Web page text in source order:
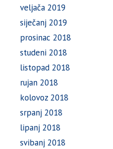
veljača 2019
siječanj 2019
prosinac 2018
studeni 2018
listopad 2018
rujan 2018
kolovoz 2018
srpanj 2018
lipanj 2018
svibanj 2018